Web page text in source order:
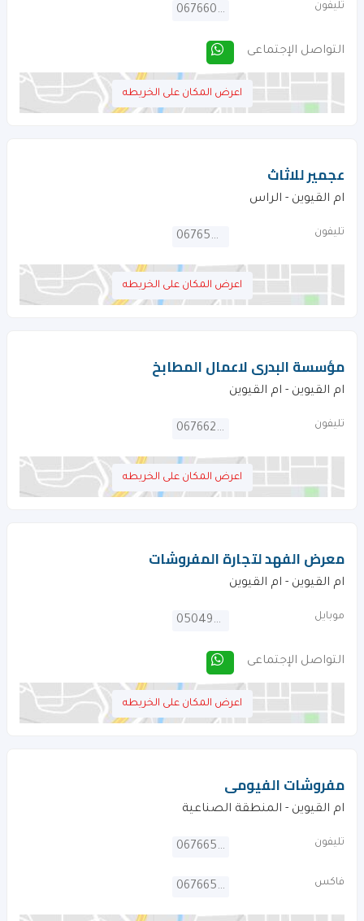
تليفون 067660698
التواصل الإجتماعى
اعرض المكان على الخريطه
عجمير للاثاث
ام القيوين - الراس
تليفون 067650227
اعرض المكان على الخريطه
مؤسسة البدرى لاعمال المطابخ
ام القيوين - ام القيوين
تليفون 067662951
اعرض المكان على الخريطه
معرض الفهد لتجارة المفروشات
ام القيوين - ام القيوين
موبايل 0504972867
التواصل الإجتماعى
اعرض المكان على الخريطه
مفروشات الفيومى
ام القيوين - المنطقة الصناعية
تليفون 067665529
فاكس 067665545